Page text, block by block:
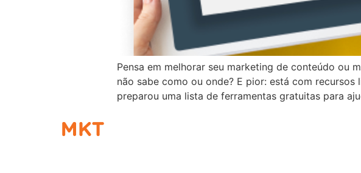
Pensa em melhorar seu marketing de conteúdo ou
não sabe como ou onde? E pior: está com
preparou uma lista de ferramentas gratuitas para